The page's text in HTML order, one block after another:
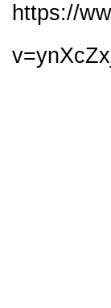
https://